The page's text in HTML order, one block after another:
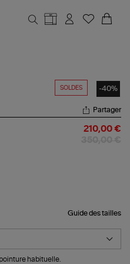
SOLDES -40%
Partager
210,00 €
Guide des tailles
habituelle.